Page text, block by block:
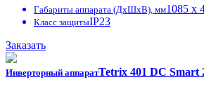
Габариты аппарата (ДxШxВ), мм1085 x
Класс защитыIP23
Заказать
Инверторный аппаратTetrix 401 DC Smart